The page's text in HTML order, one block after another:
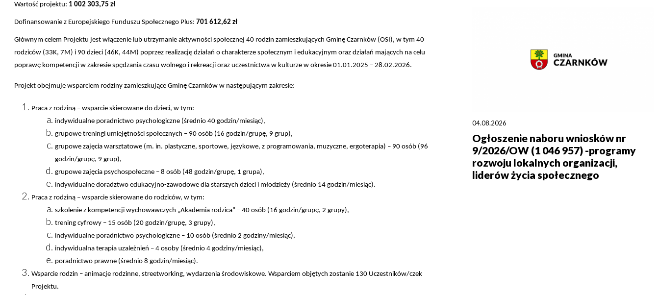
Wartość projektu: 1 002 303,75 zł
Dofinansowanie z Europejskiego Funduszu Społecznego Plus: 701 612,62 zł
Głównym celem Projektu jest włączenie lub utrzymanie aktywności społecznej 40 rodzin zamieszkujących Gminę Czarnków (OSI), w tym 40
rodziców (33K, 7M) i 90 dzieci (46K, 44M) poprzez realizację działań o charakterze społecznym i edukacyjnym oraz działań mających na celu
poprawę kompetencji w zakresie spędzania czasu wolnego i rekreacji oraz uczestnictwa w kulturze w okresie 01.01.2025 – 28.02.2026.
Projekt obejmuje wsparciem rodziny zamieszkujące Gminę Czarnków w następującym zakresie:
Praca z rodziną – wsparcie skierowane do dzieci, w tym:
indywidualne poradnictwo psychologiczne (średnio 40 godzin/miesiąc),
grupowe treningi umiejętności społecznych – 90 osób (16 godzin/grupę, 9 grup),
grupowe zajęcia warsztatowe (m. in. plastyczne, sportowe, językowe, z programowania, muzyczne, ergoterapia) – 90 osób (96
godzin/grupę, 9 grup),
grupowe zajęcia psychospołeczne – 8 osób (48 godzin/grupę, 1 grupa),
indywidualne doradztwo edukacyjno-zawodowe dla starszych dzieci i młodzieży (średnio 14 godzin/miesiąc).
Praca z rodziną – wsparcie skierowane do rodziców, w tym:
szkolenie z kompetencji wychowawczych „Akademia rodzica” – 40 osób (16 godzin/grupę, 2 grupy),
trening cyfrowy – 15 osób (20 godzin/grupę, 3 grupy),
indywidualne poradnictwo psychologiczne – 10 osób (średnio 2 godziny/miesiąc),
indywidualna terapia uzależnień – 4 osoby (średnio 4 godziny/miesiąc),
poradnictwo prawne (średnio 8 godzin/miesiąc).
Wsparcie rodzin – animacje rodzinne, streetworking, wydarzenia środowiskowe. Wsparciem objętych zostanie 130 Uczestników/czek
Projektu.
04.08.2026
Ogłoszenie naboru wniosków nr
9/2026/OW (1 046 957) -programy
rozwoju lokalnych organizacji,
liderów życia społecznego